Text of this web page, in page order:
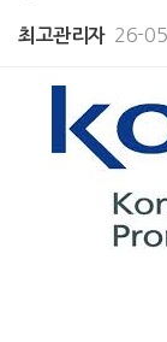
최고관리자 26-